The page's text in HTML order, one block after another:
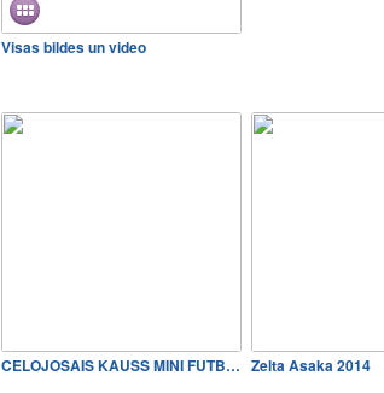
Visas bildes un video
CELOJOSAIS KAUSS MINI FUTBOLA. Zelta Asaka 2014